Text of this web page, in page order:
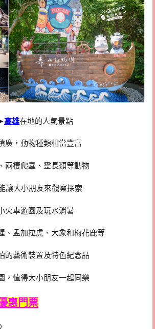
高雄在地的人氣景點
廣，動物種類相當豐富
兩棲爬蟲、靈長類等動物
讓大小朋友來觀察探索
火車遊園及玩水消暑
、孟加拉虎、大象和梅花鹿等
的藝術裝置及特色紀念品
，值得大小朋友一起同樂
惠門票